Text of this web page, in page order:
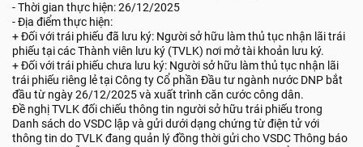
- Thời gian thực hiện: 26/12/2025
- Địa điểm thực hiện:
+ Đối với trái phiếu đã lưu ký: Người sở hữu làm thủ tục nhận lãi trái
phiếu tại các Thành viên lưu ký (TVLK) nơi mở tài khoản lưu ký.
+ Đối với trái phiếu chưa lưu ký: Người sở hữu làm thủ tục nhận lãi
trái phiếu riêng lẻ tại Công ty Cổ phần Đầu tư ngành nước DNP bắt
đầu từ ngày 26/12/2025 và xuất trình căn cước công dân.
Đề nghị TVLK đối chiếu thông tin người sở hữu trái phiếu trong
Danh sách do VSDC lập và gửi dưới dạng chứng từ điện tử với
thông tin do TVLK đang quản lý đồng thời gửi cho VSDC Thông báo